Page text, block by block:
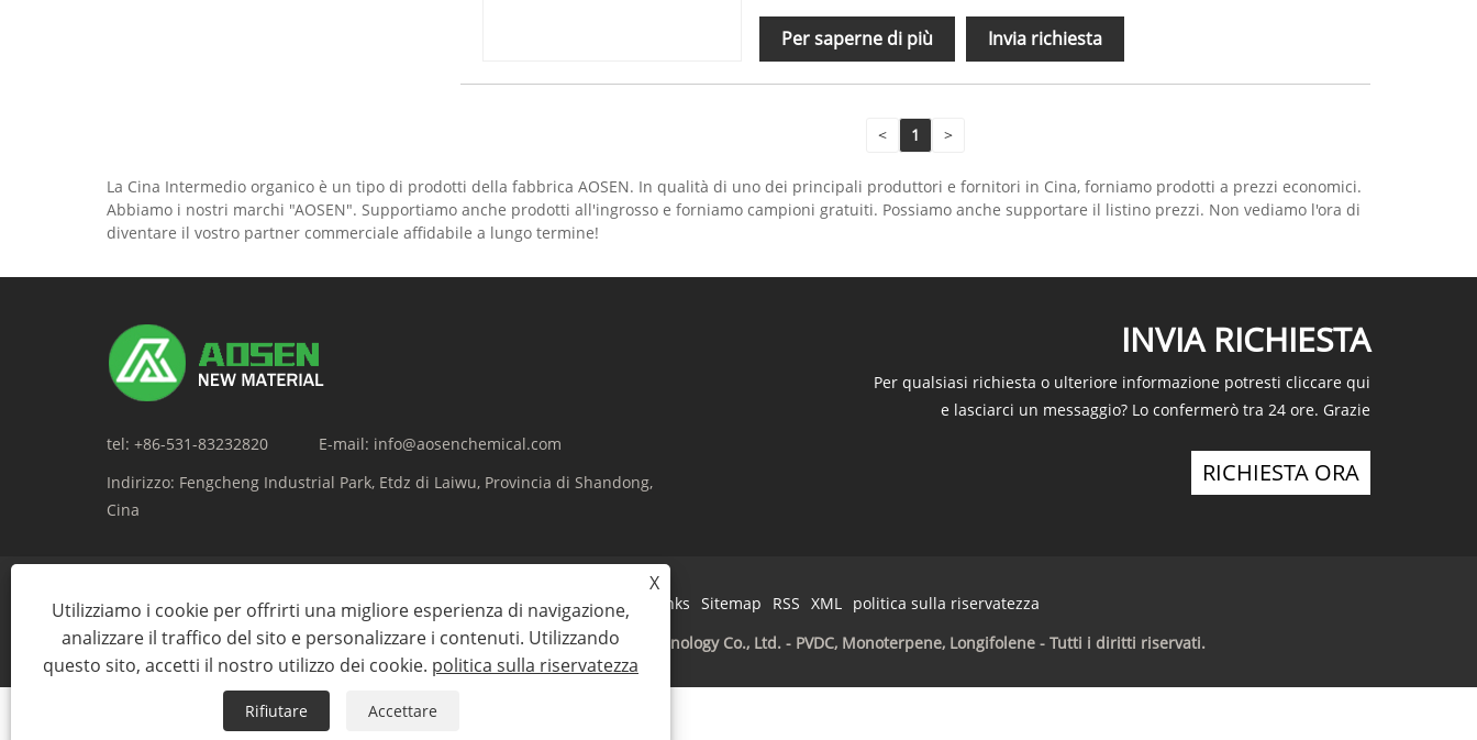
Per saperne di più Invia richiesta
< 1 >
La Cina Intermedio organico è un tipo di prodotti della fabbrica AOSEN. In qualità di uno dei principali produttori e fornitori in Cina, forniamo prodotti a prezzi economici.
Abbiamo i nostri marchi "AOSEN". Supportiamo anche prodotti all'ingrosso e forniamo campioni gratuiti. Possiamo anche supportare il listino prezzi. Non vediamo l'ora di
diventare il vostro partner commerciale affidabile a lungo termine!
tel: +86-531-83232820 E-mail: info@aosenchemical.com
Indirizzo: Fengcheng Industrial Park, Etdz di Laiwu, Provincia di Shandong,
Cina
INVIA RICHIESTA
Per qualsiasi richiesta o ulteriore informazione potresti cliccare qui
e lasciarci un messaggio? Lo confermerò tra 24 ore. Grazie
RICHIESTA ORA
Links Sitemap RSS XML
politica sulla riservatezza
Copyright © 2023 Shandong Aosen New Material Technology Co., Ltd. - PVDC, Monoterpene, Longifolene - Tutti i diritti riservati.
X
Utilizziamo i cookie per offrirti una migliore esperienza di navigazione,
analizzare il traffico del sito e personalizzare i contenuti. Utilizzando
questo sito, accetti il ​​nostro utilizzo dei cookie. politica sulla riservatezza
Rifiutare Accettare